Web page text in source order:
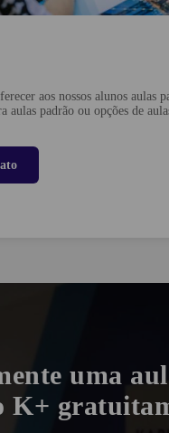
aos nossos alunos aulas
aulas padrão ou opções de
uma
K+